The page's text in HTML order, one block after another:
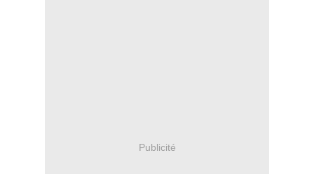
Publicité